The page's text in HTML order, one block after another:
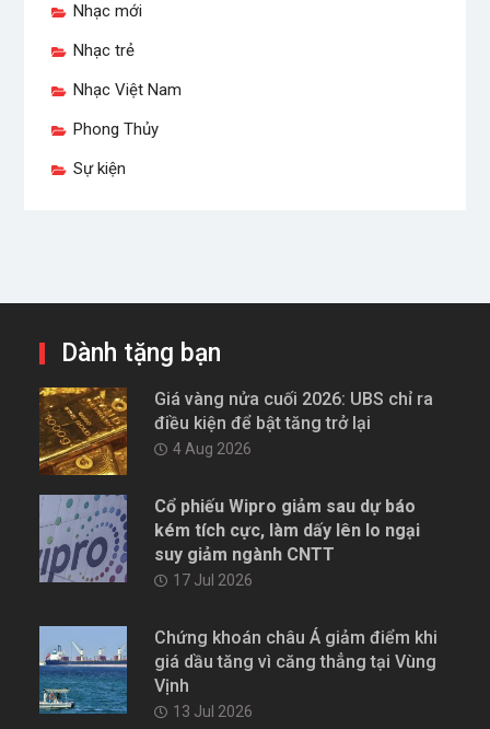
Nhạc mới
Nhạc trẻ
Nhạc Việt Nam
Phong Thủy
Sự kiện
Dành tặng bạn
Giá vàng nửa cuối 2026: UBS chỉ ra
điều kiện để bật tăng trở lại
4 Aug 2026
Cổ phiếu Wipro giảm sau dự báo
kém tích cực, làm dấy lên lo ngại
suy giảm ngành CNTT
17 Jul 2026
Chứng khoán châu Á giảm điểm khi
giá dầu tăng vì căng thẳng tại Vùng
Vịnh
13 Jul 2026